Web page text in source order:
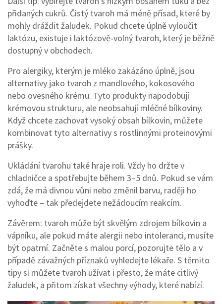
přidaných cukrů. Čistý tvaroh má méně přísad, které by
mohly dráždit žaludek. Pokud chcete úplně vyloučit
laktózu, existuje i laktózově‑volný tvaroh, který je běžně
dostupný v obchodech.
Pro alergiky, kterým je mléko zakázáno úplně, jsou
alternativy jako tvaroh z mandlového, kokosového
nebo ovesného krému. Tyto produkty napodobují
krémovou strukturu, ale neobsahují mléčné bílkoviny.
Když chcete zachovat vysoký obsah bílkovin, můžete
kombinovat tyto alternativy s rostlinnými proteinovými
prášky.
Ukládání tvarohu také hraje roli. Vždy ho držte v
chladničce a spotřebujte během 3–5 dnů. Pokud se vám
zdá, že má divnou vůni nebo změnil barvu, raději ho
vyhoďte – tak předejdete nežádoucím reakcím.
Závěrem: tvaroh může být skvělým zdrojem bílkovin a
vápníku, ale pokud máte alergii nebo intoleranci, musíte
být opatrní. Začněte s malou porcí, pozorujte tělo a v
případě závažných příznaků vyhledejte lékaře. S těmito
tipy si můžete tvaroh užívat i přesto, že máte citlivý
žaludek, a přitom získat všechny výhody, které nabízí.